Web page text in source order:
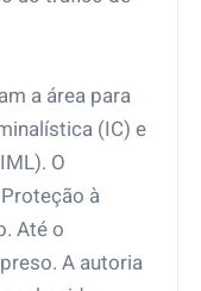
a área para
(IC) e
O
à
Até o
A autoria